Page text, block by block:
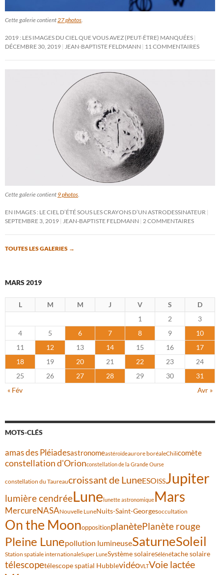
Cette galerie contient27 photos.
2019 : LES IMAGES DU CIEL QUE VOUS AVEZ (PEUT-ÊTRE) MANQUÉES
DÉCEMBRE 30, 2019 JEAN-BAPTISTE FELDMANN 11 COMMENTAIRES
Cette galerie contient 9 photos.
EN IMAGES : LE CIEL D’ÉTÉ SOUS LES CRAYONS D’UN ASTRODESSINATEUR
SEPTEMBRE 3, 2019 JEAN-BAPTISTE FELDMANN 2 COMMENTAIRES
TOUTES LES GALERIES →
MARS 2019
L M M J V S
D
1
2
3
4
5 6 7 8 9
10
11
12 13 14 15 16
17
18
19 20 21 22 23
24
25
26 27 28 29 30
31
« Fév
Avr »
MOTS-CLÉS
amas des Pléiadesastronomeastéroïdeaurore boréaleChilicomète
constellation d'Orionconstellation de la Grande Ourse
constellation du Taureaucroissant de LuneESOISSJupiter
lumière cendréeLune lunette astronomiqueMars
MercureNASANouvelle LuneNuits-Saint-Georgesoccultation
On the MoonoppositionplanètePlanète rouge
Pleine Lunepollution lumineuseSaturneSoleil
Station spatiale internationaleSuper LuneSystème solaireSélénétache solaire
télescopetélescope spatial HubblevidéoVLTVoie lactée